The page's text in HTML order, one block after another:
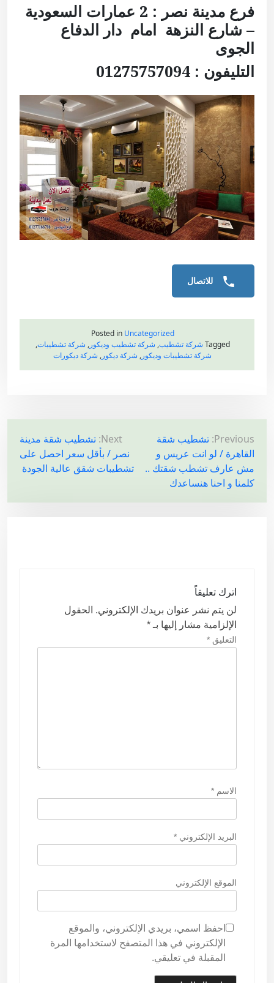
فرع مدينة نصر :
2 عمارات السعودية
– شارع النزهة امام دار الدفاع
الجوى
التليفون : 01275757094
للاتصال
Posted in Uncategorized
Tagged شركة تشطيب, شركة تشطيب وديكور, شركة تشطيبات,
شركة تشطيبات وديكور, شركة ديكور, شركة ديكورات
ت
ص
فّ
Previous: تشطيب شقة
القاهرة / لو انت عريس و
مش عارف تشطب شقتك ..
كلمنا و احنا هنساعدك
Next: تشطيب شقة مدينة
نصر / بأقل سعر احصل على
تشطيبات شقق عالية الجودة
اترك تعليقاً
لن يتم نشر عنوان بريدك الإلكتروني. الحقول
الإلزامية مشار إليها بـ *
التعليق *
الاسم *
البريد الإلكتروني *
الموقع الإلكتروني
احفظ اسمي، بريدي الإلكتروني، والموقع
الإلكتروني في هذا المتصفح لاستخدامها المرة
المقبلة في تعليقي.